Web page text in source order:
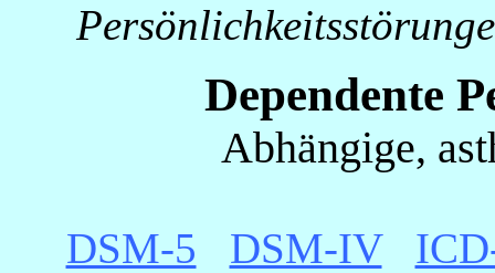
Dependente
Abhängige,
DSM-5 DSM-IV